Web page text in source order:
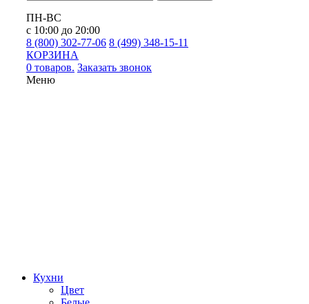
ПН-ВС
с 10:00 до 20:00
8 (800) 302-77-06 8 (499) 348-15-11
КОРЗИНА
0 товаров. Заказать звонок
Меню
Кухни
Цвет